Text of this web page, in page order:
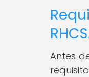
Antes